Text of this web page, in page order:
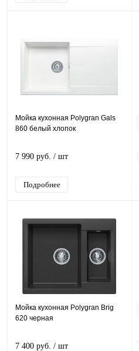
Мойка кухонная Polygran Gals
860 белый хлопок
7 990 руб. / шт
Подробнее
Мойка кухонная Polygran Brig
620 черная
7 400 руб. / шт